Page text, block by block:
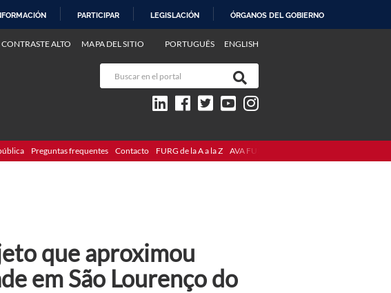
PARTICIPAR LEGISLACIÓN ÓRGANOS DEL GOBIERNO
PORTUGUÊS ENGLISH
CONTRASTE ALTO MAPA DEL SITIO
Preguntas frequentes Contacto FURG de la A a la Z AVA FURG
que aproximou
em São Lourenço do